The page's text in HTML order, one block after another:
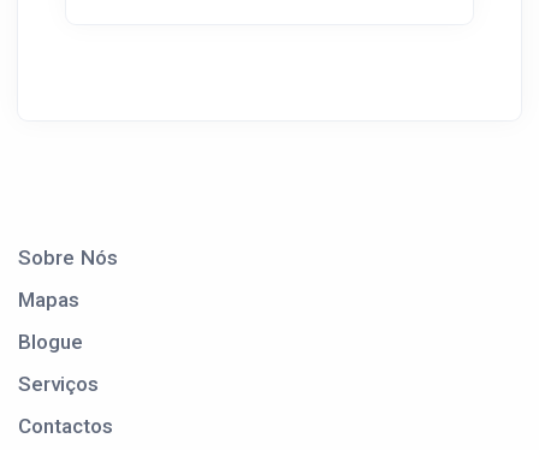
Sobre Nós
Mapas
Blogue
Serviços
Contactos